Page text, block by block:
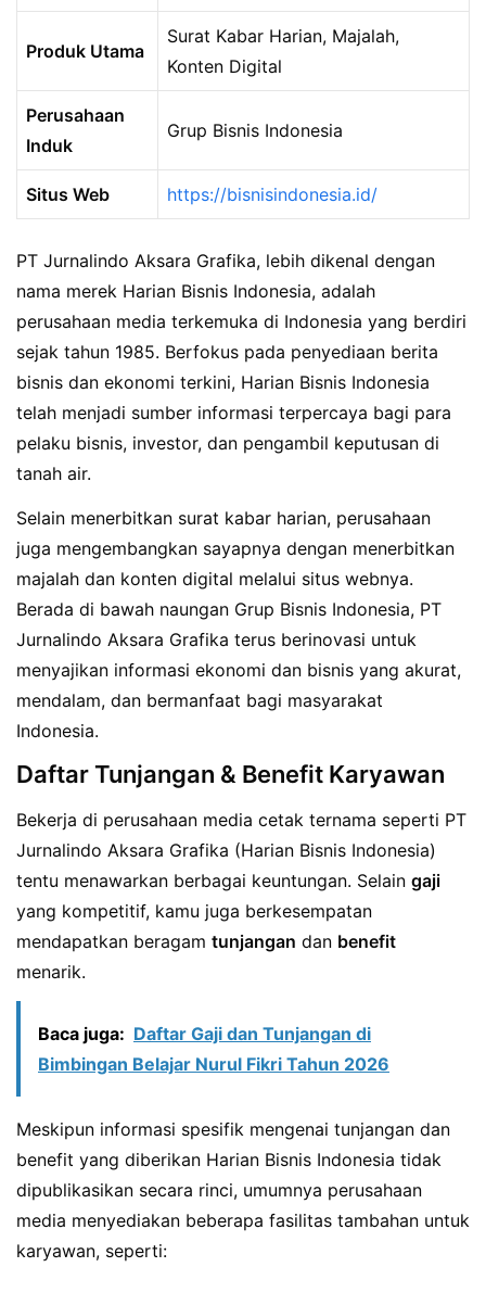
Produk Utama
Surat Kabar Harian, Majalah,
Konten Digital
Perusahaan
Induk
Grup Bisnis Indonesia
Situs Web https://bisnisindonesia.id/
PT Jurnalindo Aksara Grafika, lebih dikenal dengan
nama merek Harian Bisnis Indonesia, adalah
perusahaan media terkemuka di Indonesia yang berdiri
sejak tahun 1985. Berfokus pada penyediaan berita
bisnis dan ekonomi terkini, Harian Bisnis Indonesia
telah menjadi sumber informasi terpercaya bagi para
pelaku bisnis, investor, dan pengambil keputusan di
tanah air.
Selain menerbitkan surat kabar harian, perusahaan
juga mengembangkan sayapnya dengan menerbitkan
majalah dan konten digital melalui situs webnya.
Berada di bawah naungan Grup Bisnis Indonesia, PT
Jurnalindo Aksara Grafika terus berinovasi untuk
menyajikan informasi ekonomi dan bisnis yang akurat,
mendalam, dan bermanfaat bagi masyarakat
Indonesia.
Daftar Tunjangan & Benefit Karyawan
Bekerja di perusahaan media cetak ternama seperti PT
Jurnalindo Aksara Grafika (Harian Bisnis Indonesia)
tentu menawarkan berbagai keuntungan. Selain gaji
yang kompetitif, kamu juga berkesempatan
mendapatkan beragam tunjangan dan benefit
menarik.
Baca juga: Daftar Gaji dan Tunjangan di
Bimbingan Belajar Nurul Fikri Tahun 2026
Meskipun informasi spesifik mengenai tunjangan dan
benefit yang diberikan Harian Bisnis Indonesia tidak
dipublikasikan secara rinci, umumnya perusahaan
media menyediakan beberapa fasilitas tambahan untuk
karyawan, seperti: